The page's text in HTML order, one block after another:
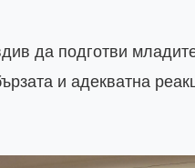
да подготви
и адекватна